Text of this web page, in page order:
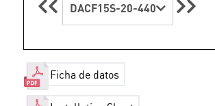
DACF15S-20-440
Ficha de datos